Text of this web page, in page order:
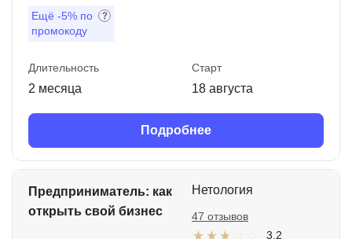
Ещё -5% по
промокоду
Длительность
2 месяца
Старт
18 августа
Подробнее
Предприниматель: как
открыть свой бизнес
Нетология
3.2
47 отзывов
Рейтинг онлайн-школ